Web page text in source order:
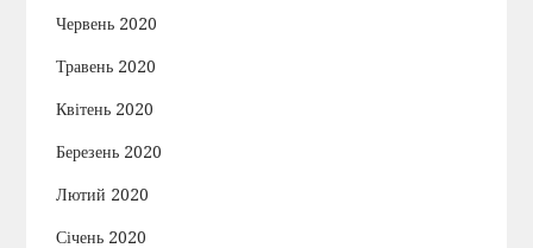
Червень 2020
Травень 2020
Квітень 2020
Березень 2020
Лютий 2020
Січень 2020